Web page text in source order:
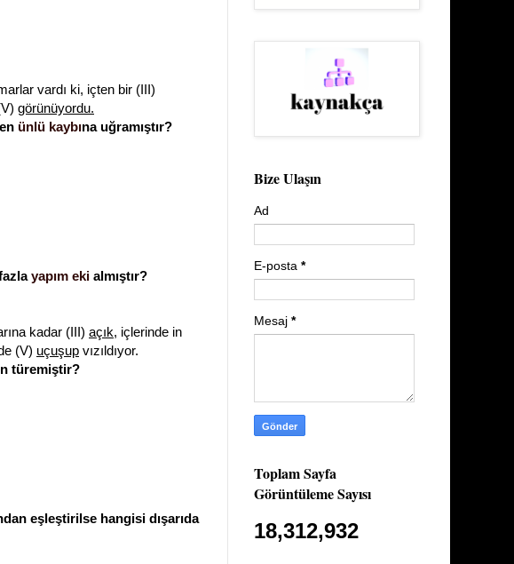
vardı ki, içten bir (III)
görünüyordu.
ünlü kaybına uğramıştır?
yapım eki almıştır?
kadar (III) açık, içlerinde in
(V) uçuşup vızıldıyor.
türemiştir?
eşleştirilse hangisi dışarıda
Bize Ulaşın
Ad
E-posta *
Mesaj *
Toplam Sayfa
Görüntüleme Sayısı
18,312,932